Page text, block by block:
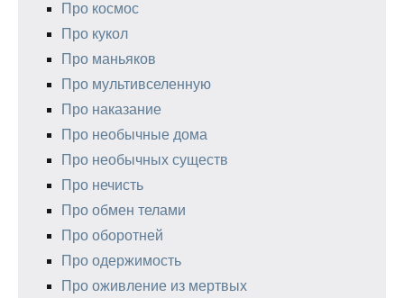
Про космос
Про кукол
Про маньяков
Про мультивселенную
Про наказание
Про необычные дома
Про необычных существ
Про нечисть
Про обмен телами
Про оборотней
Про одержимость
Про оживление из мертвых